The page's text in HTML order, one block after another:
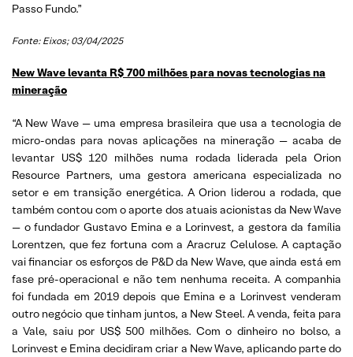
Passo Fundo.”
Fonte: Eixos; 03/04/2025
New Wave levanta R$ 700 milhões para novas tecnologias na
mineração
“A New Wave — uma empresa brasileira que usa a tecnologia de
micro-ondas para novas aplicações na mineração — acaba de
levantar US$ 120 milhões numa rodada liderada pela Orion
Resource Partners, uma gestora americana especializada no
setor e em transição energética. A Orion liderou a rodada, que
também contou com o aporte dos atuais acionistas da New Wave
— o fundador Gustavo Emina e a Lorinvest, a gestora da família
Lorentzen, que fez fortuna com a Aracruz Celulose. A captação
vai financiar os esforços de P&D da New Wave, que ainda está em
fase pré-operacional e não tem nenhuma receita. A companhia
foi fundada em 2019 depois que Emina e a Lorinvest venderam
outro negócio que tinham juntos, a New Steel. A venda, feita para
a Vale, saiu por US$ 500 milhões. Com o dinheiro no bolso, a
Lorinvest e Emina decidiram criar a New Wave, aplicando parte do